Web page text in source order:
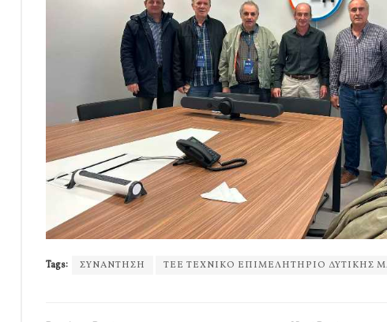
Tags: ΣΥΝΑΝΤΗΣΗ ΤΕΕ ΤΕΧΝΙΚΟ ΕΠΙΜΕΛΗΤΗΡΙΟ ΔΥΤΙΚΗΣ